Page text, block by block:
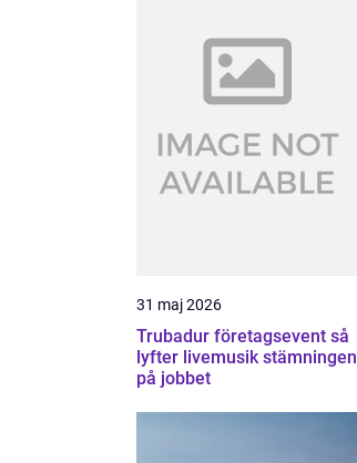
31 maj 2026
Trubadur företagsevent så
lyfter livemusik stämningen
på jobbet